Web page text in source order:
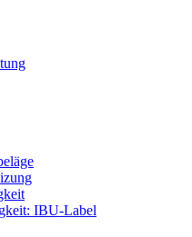
IBU-Label